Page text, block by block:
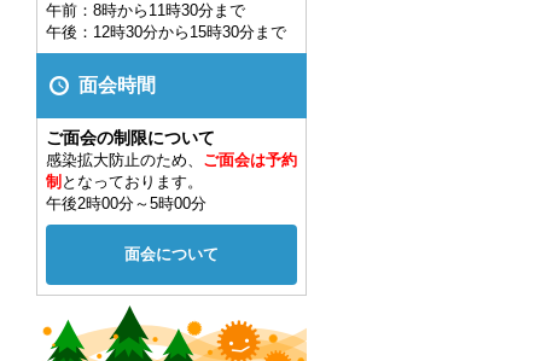
午前：8時から11時30分まで
午後：12時30分から15時30分まで
面会時間
ご面会の制限について
感染拡大防止のため、 ご面会は予約
制 となっております。
午後2時00分～5時00分
面会について